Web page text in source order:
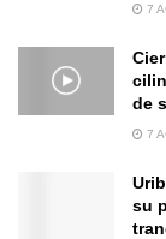
7
de
7
su